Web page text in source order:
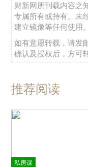
财新网所刊载内容之
专属所有或持有。未
建立镜像等任何使用。
如有意愿转载，请发
确认及授权后，方可
推荐阅读
私房课